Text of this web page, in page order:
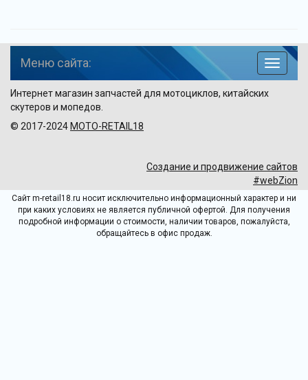
по
Меню сайта:
Интернет магазин запчастей для мотоциклов, китайских
скутеров и мопедов.
© 2017-2024 MOTO-RETAIL18
Создание и продвижение сайтов
#webZion
Сайт m-retail18.ru носит исключительно информационный характер и ни
при каких условиях не является публичной офертой. Для получения
подробной информации о стоимости, наличии товаров, пожалуйста,
обращайтесь в офис продаж.